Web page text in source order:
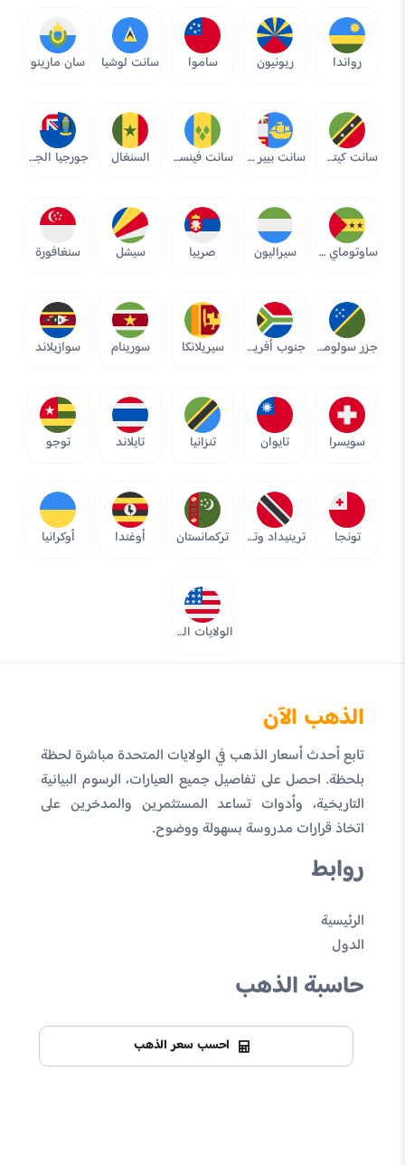
رواندا ريونيون ساموا سانت لوشيا سان مارينو
سانت كيتس ونيفيس سانت بيير وميكولون سانت فينسنت وجرينادينز السنغال جورجيا الجنوبية وجزر ساندويتش الجنوبية
ساوتوماي وبرينسيبا سيراليون صربيا سيشل سنغافورة
جزر سولومون جنوب أفريقيا سيريلانكا سورينام سوازيلاند
سويسرا تايوان تنزانيا تايلاند توجو
تونجا ترينيداد وتوباجو تركمانستان أوغندا أوكرانيا
الولايات المتحدة
الذهب الآن
تابع أحدث أسعار الذهب في الولايات المتحدة مباشرة لحظة
بلحظة. احصل على تفاصيل جميع العيارات، الرسوم البيانية
التاريخية، وأدوات تساعد المستثمرين والمدخرين على
اتخاذ قرارات مدروسة بسهولة ووضوح.
روابط
الرئيسية
الدول
حاسبة الذهب
احسب سعر الذهب